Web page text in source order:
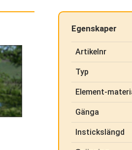
Egenskaper
Artikelnr
Typ
Element-
Gänga
Instickslängd